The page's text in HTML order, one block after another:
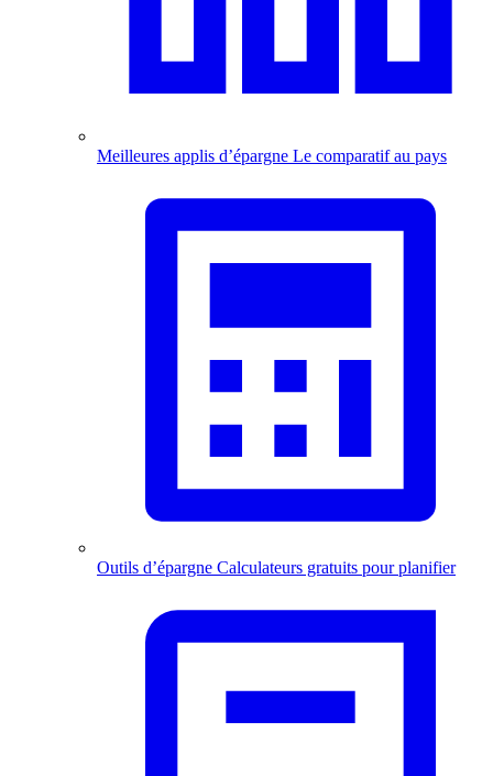
Meilleures applis d’épargne Le comparatif au pays
Outils d’épargne Calculateurs gratuits pour planifier